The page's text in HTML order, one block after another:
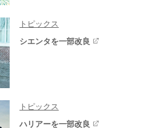
トピックス
シエンタを一部改良
トピックス
ハリアーを一部改良